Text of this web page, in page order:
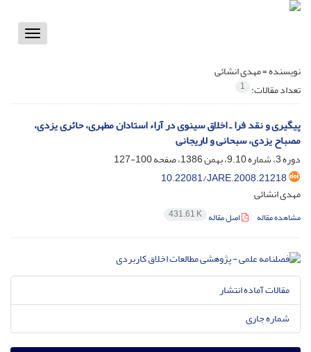
Toggle
نویسنده =مهدی انشائی
تعداد مقالات: 1
پیگیری و نقد فرا ـ اخلاق سینوی در آراء استادان مطهری، حائری یزدی،
مصباح یزدی، سبحانی و لاریجانی
دوره 3، شماره 9.10، بهمن 1386، صفحه
100-127
10.22081/JARE.2008.21218
مهدی انشائی
مشاهده مقاله اصل مقاله 431.61 K
مقالات آماده انتشار
شماره جاری